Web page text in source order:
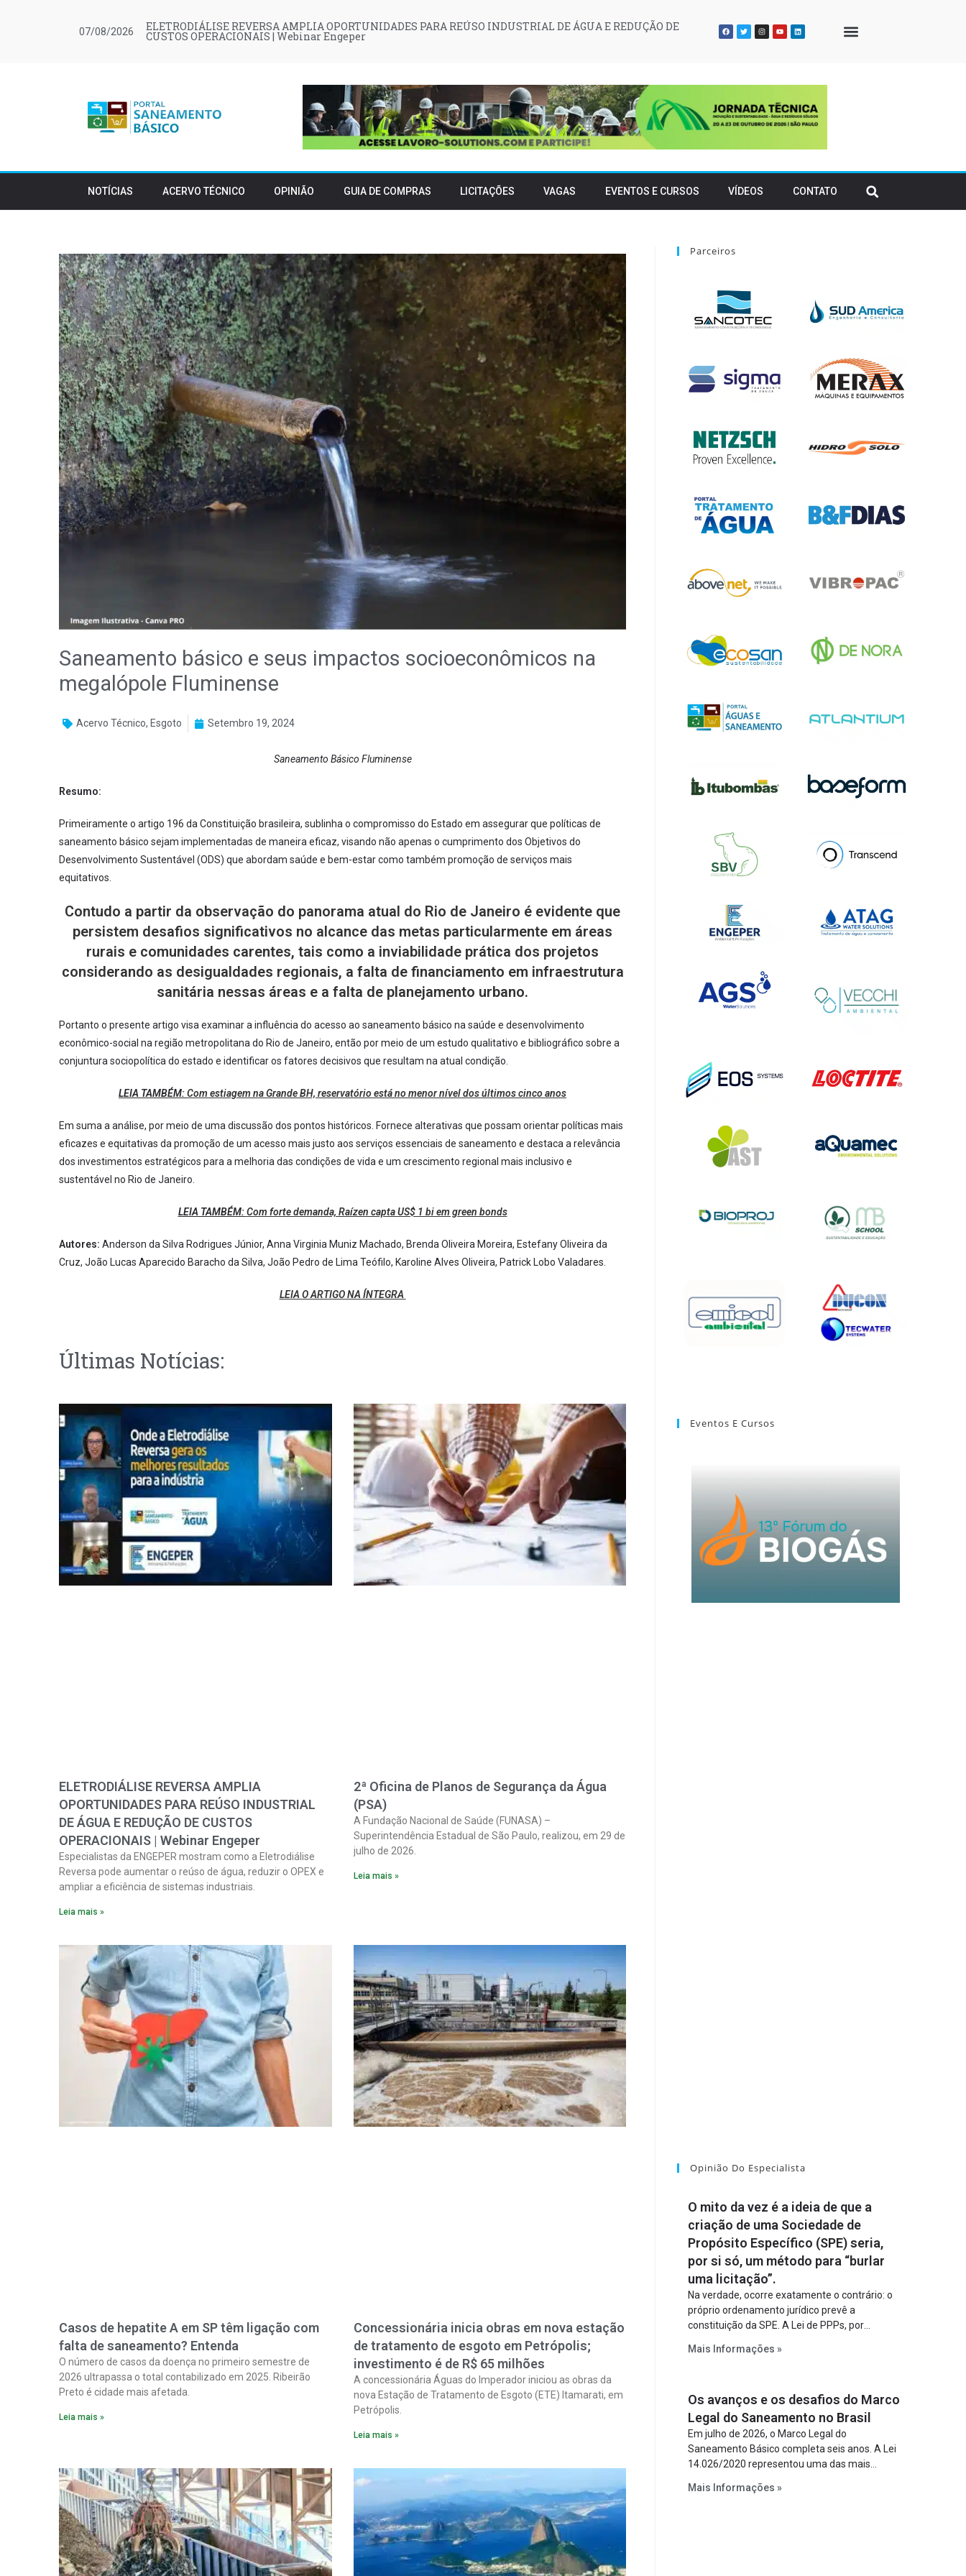
07/08/2026 ELETRODIÁLISE REVERSA AMPLIA OPORTUNIDADES PARA REÚSO INDUSTRIAL DE ÁGUA E REDUÇÃO DE
CUSTOS OPERACIONAIS | Webinar Engeper
NOTÍCIAS ACERVO TÉCNICO OPINIÃO GUIA DE COMPRAS LICITAÇÕES VAGAS EVENTOS E CURSOS VÍDEOS CONTATO
Saneamento básico e seus impactos socioeconômicos na
megalópole Fluminense
Acervo Técnico, Esgoto Setembro 19, 2024
Saneamento Básico Fluminense
Resumo:
Primeiramente o artigo 196 da Constituição brasileira, sublinha o compromisso do Estado em assegurar que políticas de
saneamento básico sejam implementadas de maneira eficaz, visando não apenas o cumprimento dos Objetivos do
Desenvolvimento Sustentável (ODS) que abordam saúde e bem-estar como também promoção de serviços mais
equitativos.
Contudo a partir da observação do panorama atual do Rio de Janeiro é evidente que
persistem desafios significativos no alcance das metas particularmente em áreas
rurais e comunidades carentes, tais como a inviabilidade prática dos projetos
considerando as desigualdades regionais, a falta de financiamento em infraestrutura
sanitária nessas áreas e a falta de planejamento urbano.
Portanto o presente artigo visa examinar a influência do acesso ao saneamento básico na saúde e desenvolvimento
econômico-social na região metropolitana do Rio de Janeiro, então por meio de um estudo qualitativo e bibliográfico sobre a
conjuntura sociopolítica do estado e identificar os fatores decisivos que resultam na atual condição.
LEIA TAMBÉM:Com estiagem na Grande BH, reservatório está no menor nível dos últimos cinco anos
Em suma a análise, por meio de uma discussão dos pontos históricos. Fornece alterativas que possam orientar políticas mais
eficazes e equitativas da promoção de um acesso mais justo aos serviços essenciais de saneamento e destaca a relevância
dos investimentos estratégicos para a melhoria das condições de vida e um crescimento regional mais inclusivo e
sustentável no Rio de Janeiro.
LEIA TAMBÉM:Com forte demanda, Raízen capta US$ 1 bi em green bonds
Autores: Anderson da Silva Rodrigues Júnior, Anna Virginia Muniz Machado, Brenda Oliveira Moreira, Estefany Oliveira da
Cruz, João Lucas Aparecido Baracho da Silva, João Pedro de Lima Teófilo, Karoline Alves Oliveira, Patrick Lobo Valadares.
LEIA O ARTIGO NA ÍNTEGRA
Últimas Notícias:
ELETRODIÁLISE REVERSA AMPLIA
OPORTUNIDADES PARA REÚSO INDUSTRIAL
DE ÁGUA E REDUÇÃO DE CUSTOS
OPERACIONAIS | Webinar Engeper
Especialistas da ENGEPER mostram como a Eletrodiálise
Reversa pode aumentar o reúso de água, reduzir o OPEX e
ampliar a eficiência de sistemas industriais.
Leia mais »
2ª Oficina de Planos de Segurança da Água
(PSA)
A Fundação Nacional de Saúde (FUNASA) –
Superintendência Estadual de São Paulo, realizou, em 29 de
julho de 2026.
Leia mais »
Casos de hepatite A em SP têm ligação com
falta de saneamento? Entenda
O número de casos da doença no primeiro semestre de
2026 ultrapassa o total contabilizado em 2025. Ribeirão
Preto é cidade mais afetada.
Leia mais »
Concessionária inicia obras em nova estação
de tratamento de esgoto em Petrópolis;
investimento é de R$ 65 milhões
A concessionária Águas do Imperador iniciou as obras da
nova Estação de Tratamento de Esgoto (ETE) Itamarati, em
Petrópolis.
Leia mais »
Parceiros
Eventos E Cursos
Opinião Do Especialista
O mito da vez é a ideia de que a
criação de uma Sociedade de
Propósito Específico (SPE) seria,
por si só, um método para “burlar
uma licitação”.
Na verdade, ocorre exatamente o contrário: o
próprio ordenamento jurídico prevê a
constituição da SPE. A Lei de PPPs, por
constitua uma SPE para implantar e gerir o
Lei de Concessões, a figura é facultativa e
sujeita a uma escolha racional de projeto a
projeto.
Mais Informações »
Os avanços e os desafios do Marco
Legal do Saneamento no Brasil
Em julho de 2026, o Marco Legal do
Saneamento Básico completa seis anos. A Lei
14.026/2020 representou uma das mais
estabelecer metas claras para a
Mais Informações »